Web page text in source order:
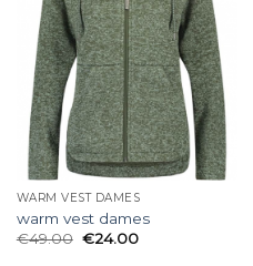
WARM VEST DAMES
warm vest dames
€49.00 €24.00